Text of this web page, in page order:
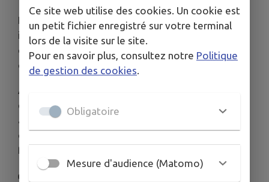
La Ville de Maurecourt dément formellement les
informations circulant sur les réseaux sociaux
concernant un éventuel rattachement de la
commune au département du Val-d'Oise.
Aucun projet ni aucune démarche en ce sens n'est
engagé par la municipalité, qui invite les habitants
à s'informer exclusivement auprès des canaux
officiels de la Ville et à faire preuve de vigilance
face aux informations diffusées en ligne.
👉
Ce site web utilise des cookies. Un cookie est
un petit fichier enregistré sur votre terminal
lors de la visite sur le site.
Pour en savoir plus, consultez notre Politique
de gestion des cookies
Obligatoire
Mesure d'audience (Matomo)